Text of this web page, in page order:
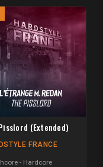
(Extended)
FRANCE
- Hardcore